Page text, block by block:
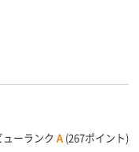
ューランク A (267ポイント)